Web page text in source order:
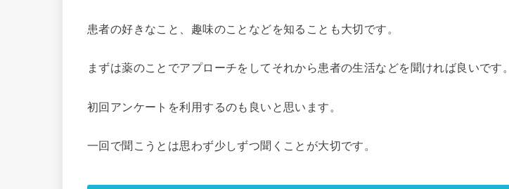
患者の好きなこと、趣味のことなどを知ることも大切です。
まずは薬のことでアプローチをしてそれから患者の生活などを聞ければ良いです。
初回アンケートを利用するのも良いと思います。
一回で聞こうとは思わず少しずつ聞くことが大切です。